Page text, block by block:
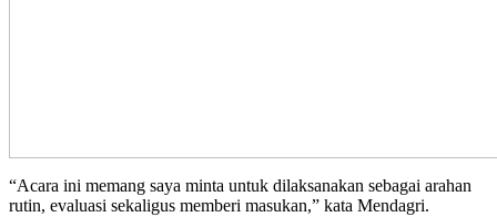
“Acara ini memang saya minta untuk dilaksanakan sebagai arahan
rutin, evaluasi sekaligus memberi masukan,” kata Mendagri.